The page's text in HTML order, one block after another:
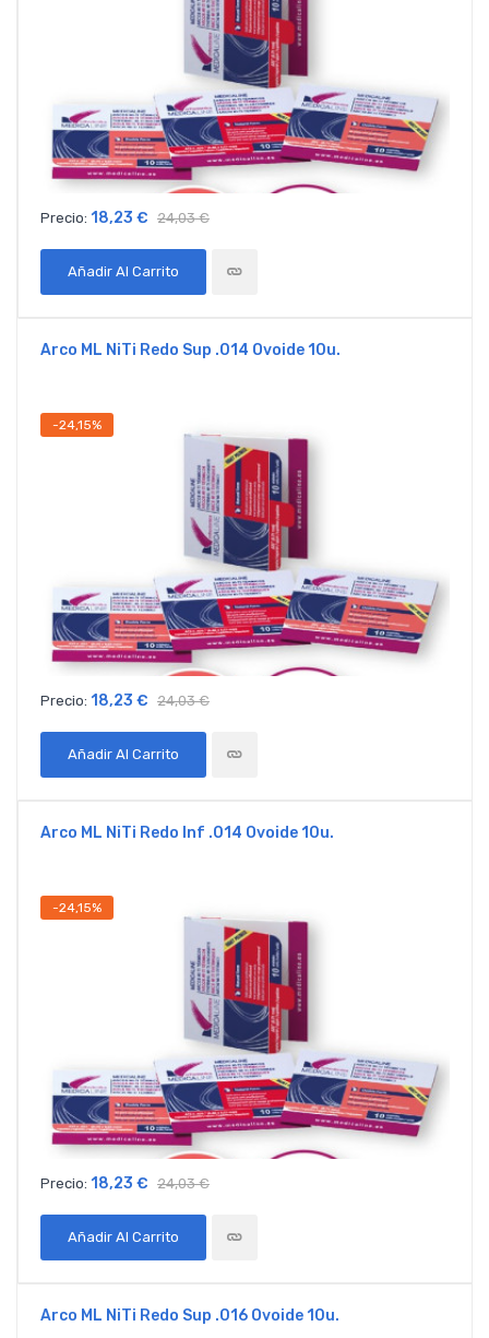
Precio: 18,23 € 24,03 €
Añadir Al Carrito
Arco ML NiTi Redo Sup .014 Ovoide 10u.
-24,15%
Precio: 18,23 € 24,03 €
Añadir Al Carrito
Arco ML NiTi Redo Inf .014 Ovoide 10u.
-24,15%
Precio: 18,23 € 24,03 €
Añadir Al Carrito
Arco ML NiTi Redo Sup .016 Ovoide 10u.